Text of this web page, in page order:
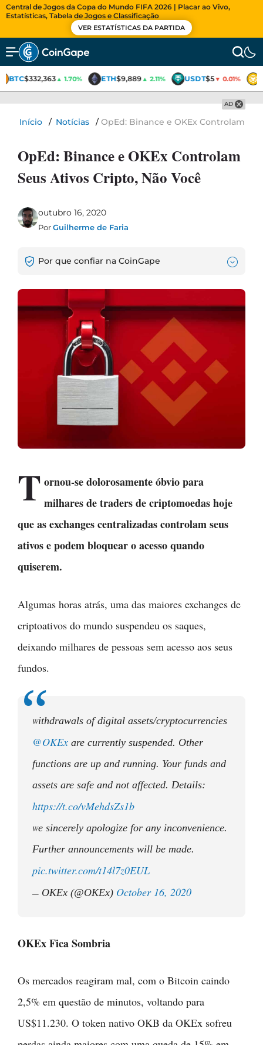
Central de Jogos da Copa do Mundo FIFA 2026 | Placar ao Vivo,
Estatísticas, Tabela de Jogos e Classificação
VER ESTATÍSTICAS DA PARTIDA
BTC$332,363▲ 1.70% ETH$9,889▲ 2.11% USDT$5▼ 0.01%
AD
Início / Notícias /OpEd: Binance e OKEx Controlam
OpEd: Binance e OKEx Controlam
Seus Ativos Cripto, Não Você
outubro 16, 2020
PorGuilherme de Faria
Por que confiar na CoinGape
T ornou-se dolorosamente óbvio para
milhares de traders de criptomoedas hoje
que as exchanges centralizadas controlam seus
ativos e podem bloquear o acesso quando
quiserem.
Algumas horas atrás, uma das maiores exchanges de
criptoativos do mundo suspendeu os saques,
deixando milhares de pessoas sem acesso aos seus
fundos.
Withdrawals of digital assets/cryptocurrencies
@OKEx are currently suspended. Other
functions are up and running. Your funds and
assets are safe and not affected. Details:
https://t.co/vMehdsZs1b
We sincerely apologize for any inconvenience.
Further announcements will be made.
pic.twitter.com/t14l7z0EUL
— OKEx (@OKEx) October 16, 2020
OKEx Fica Sombria
Os mercados reagiram mal, com o Bitcoin caindo
2,5% em questão de minutos, voltando para
US$11.230. O token nativo OKB da OKEx sofreu